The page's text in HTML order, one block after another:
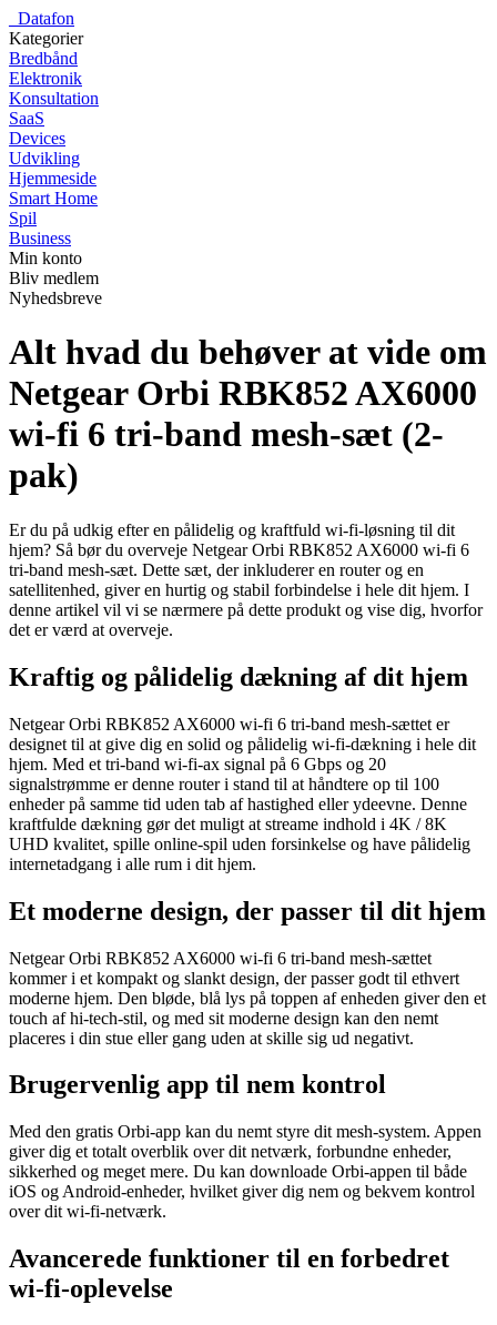
Datafon
Kategorier
Bredbånd
Elektronik
Konsultation
SaaS
Devices
Udvikling
Hjemmeside
Smart Home
Spil
Business
Min konto
Bliv medlem
Nyhedsbreve
Alt hvad du behøver at vide om
Netgear Orbi RBK852 AX6000
wi-fi 6 tri-band mesh-sæt (2-
pak)
Er du på udkig efter en pålidelig og kraftfuld wi-fi-løsning til dit
hjem? Så bør du overveje Netgear Orbi RBK852 AX6000 wi-fi 6
tri-band mesh-sæt. Dette sæt, der inkluderer en router og en
satellitenhed, giver en hurtig og stabil forbindelse i hele dit hjem. I
denne artikel vil vi se nærmere på dette produkt og vise dig, hvorfor
det er værd at overveje.
Kraftig og pålidelig dækning af dit hjem
Netgear Orbi RBK852 AX6000 wi-fi 6 tri-band mesh-sættet er
designet til at give dig en solid og pålidelig wi-fi-dækning i hele dit
hjem. Med et tri-band wi-fi-ax signal på 6 Gbps og 20
signalstrømme er denne router i stand til at håndtere op til 100
enheder på samme tid uden tab af hastighed eller ydeevne. Denne
kraftfulde dækning gør det muligt at streame indhold i 4K / 8K
UHD kvalitet, spille online-spil uden forsinkelse og have pålidelig
internetadgang i alle rum i dit hjem.
Et moderne design, der passer til dit hjem
Netgear Orbi RBK852 AX6000 wi-fi 6 tri-band mesh-sættet
kommer i et kompakt og slankt design, der passer godt til ethvert
moderne hjem. Den bløde, blå lys på toppen af enheden giver den et
touch af hi-tech-stil, og med sit moderne design kan den nemt
placeres i din stue eller gang uden at skille sig ud negativt.
Brugervenlig app til nem kontrol
Med den gratis Orbi-app kan du nemt styre dit mesh-system. Appen
giver dig et totalt overblik over dit netværk, forbundne enheder,
sikkerhed og meget mere. Du kan downloade Orbi-appen til både
iOS og Android-enheder, hvilket giver dig nem og bekvem kontrol
over dit wi-fi-netværk.
Avancerede funktioner til en forbedret
wi-fi-oplevelse